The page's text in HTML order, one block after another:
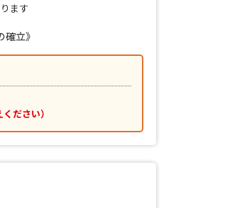
ます
立》
ださい）